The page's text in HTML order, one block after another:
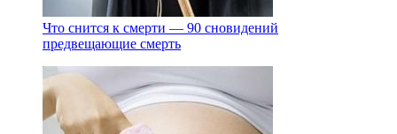
Что снится к смерти — 90 сновидений
предвещающие смерть